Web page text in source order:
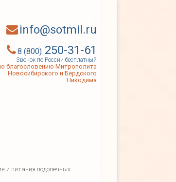
info@sotmil.ru
8 (800) 250-31-61
Звонок по России бесплатный
благословению Митрополита
Новосибирского и Бердского
Никодима
и питания подопечных